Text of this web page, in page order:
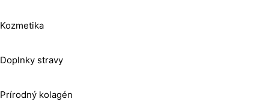
Kozmetika
Doplnky stravy
Prírodný kolagén